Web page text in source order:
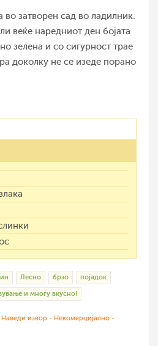
во затворен сад во ладилник.
веќе наредниот ден бојата
зелена и со сигурност трае
доколку не се изеде порано
Лесно брзо појадок
и многу вкусно!
извор - Некомерцијално -